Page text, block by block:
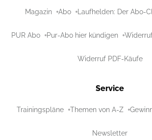
Magazin Abo Laufhelden: Der Abo-
PUR Abo Pur-Abo hier kündigen
Widerruf PDF-Käufe
Service
Trainingspläne Themen von A-Z
Newsletter